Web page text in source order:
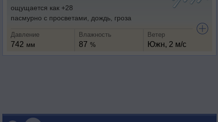
ощущается как +28
пасмурно с просветами, дождь, гроза
Давление
742 мм
Влажность
87 %
Ветер
Южн, 2 м/с